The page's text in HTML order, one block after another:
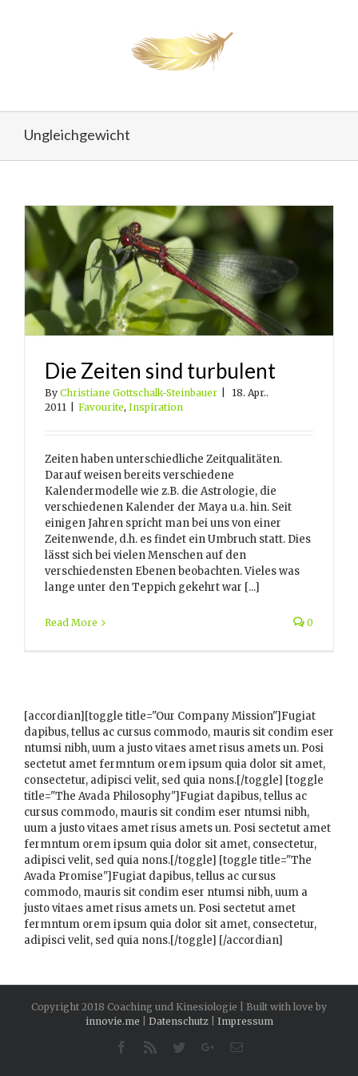
Ungleichgewicht
Die Zeiten sind turbulent
By Christiane Gottschalk-Steinbauer
18. Apr..
2011
Favourite, Inspiration
Zeiten haben unterschiedliche Zeitqualitäten.
Darauf weisen bereits verschiedene
Kalendermodelle wie z.B. die Astrologie, die
verschiedenen Kalender der Maya u.a. hin. Seit
einigen Jahren spricht man bei uns von einer
Zeitenwende, d.h. es findet ein Umbruch statt. Dies
lässt sich bei vielen Menschen auf den
verschiedensten Ebenen beobachten. Vieles was
lange unter den Teppich gekehrt war [...]
Read More 0
[accordian][toggle title="Our Company Mission"]Fugiat
dapibus, tellus ac cursus commodo, mauris sit condim eser
ntumsi nibh, uum a justo vitaes amet risus amets un. Posi
sectetut amet fermntum orem ipsum quia dolor sit amet,
consectetur, adipisci velit, sed quia nons.[/toggle] [toggle
title="The Avada Philosophy"]Fugiat dapibus, tellus ac
cursus commodo, mauris sit condim eser ntumsi nibh,
uum a justo vitaes amet risus amets un. Posi sectetut amet
fermntum orem ipsum quia dolor sit amet, consectetur,
adipisci velit, sed quia nons.[/toggle] [toggle title="The
Avada Promise"]Fugiat dapibus, tellus ac cursus
commodo, mauris sit condim eser ntumsi nibh, uum a
justo vitaes amet risus amets un. Posi sectetut amet
fermntum orem ipsum quia dolor sit amet, consectetur,
adipisci velit, sed quia nons.[/toggle] [/accordian]
Copyright 2018 Coaching und Kinesiologie | Built with love by
innovie.me
Datenschutz| Impressum
Facebook
Rss TwitterGoogle+Email